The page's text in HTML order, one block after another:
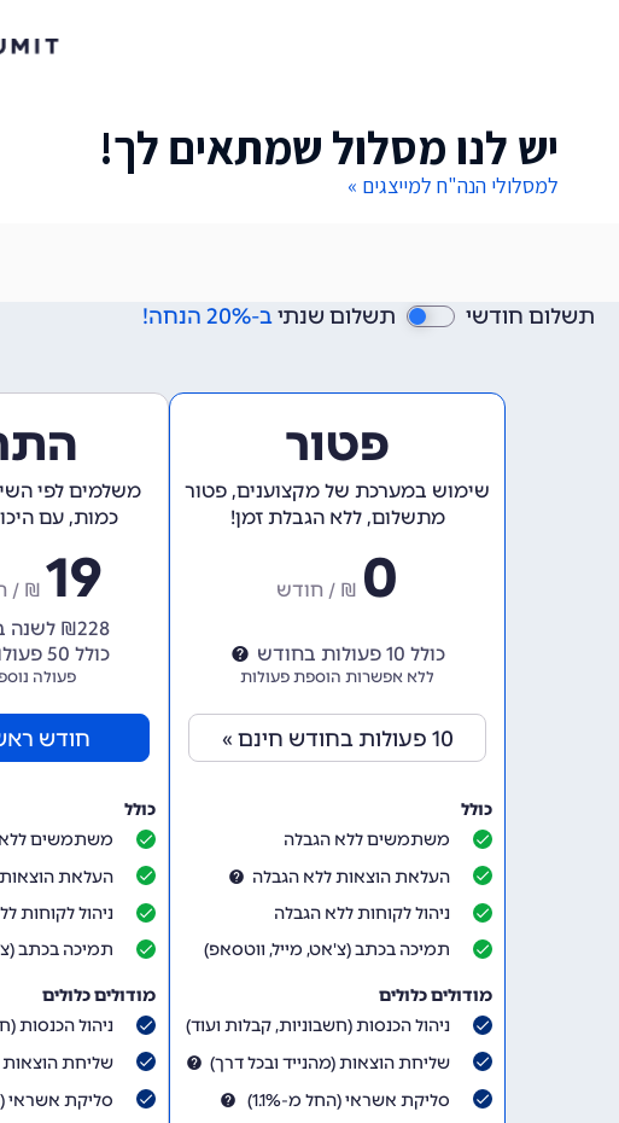
יש לנו מסלול שמתאים לך!
למסלולי הנה"ח למייצגים »